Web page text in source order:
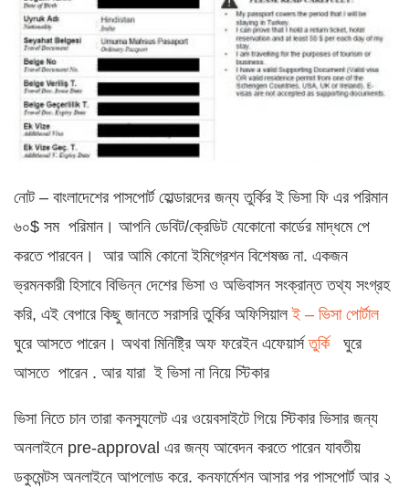
নোট – বাংলাদেশের পাসপোর্ট হোল্ডারদের জন্য তুর্কির ই ভিসা ফি এর পরিমান
৬০$ সম পরিমান। আপনি ডেবিট/ক্রেডিট যেকোনো কার্ডের মাদ্ধমে পে
করতে পারবেন। আর আমি কোনো ইমিগ্রেশন বিশেষজ্ঞ না. একজন
ভ্রমনকারী হিসাবে বিভিন্ন দেশের ভিসা ও অভিবাসন সংক্রান্ত তথ্য সংগ্রহ
করি, এই বেপারে কিছু জানতে সরাসরি তুর্কির অফিসিয়ালই – ভিসা পোর্টাল
ঘুরে আসতে পারেন। অথবা মিনিষ্ট্রি অফ ফরেইন এফেয়ার্সতুর্কি
ঘুরে
আসতে পারেন . আর যারা ই ভিসা না নিয়ে স্টিকার
ভিসা নিতে চান তারা কনস্যুলেট এর ওয়েবসাইটে গিয়ে স্টিকার ভিসার জন্য
অনলাইনে pre-approval এর জন্য আবেদন করতে পারেন যাবতীয়
ডকুমেন্টস অনলাইনে আপলোড করে. কনফার্মেশন আসার পর পাসপোর্ট আর ২